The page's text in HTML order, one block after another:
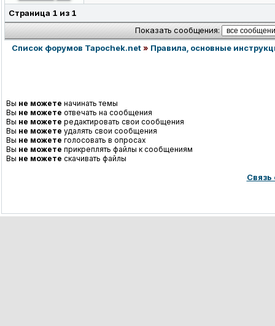
Страница 1 из 1
Показать сообщения:
Список форумов Tapochek.net» Правила, основные
Вы не можете начинать темы
Вы не можете отвечать на сообщения
Вы не можете редактировать свои сообщения
Вы не можете удалять свои сообщения
Вы не можете голосовать в опросах
Вы не можете прикреплять файлы к сообщениям
Вы не можете скачивать файлы